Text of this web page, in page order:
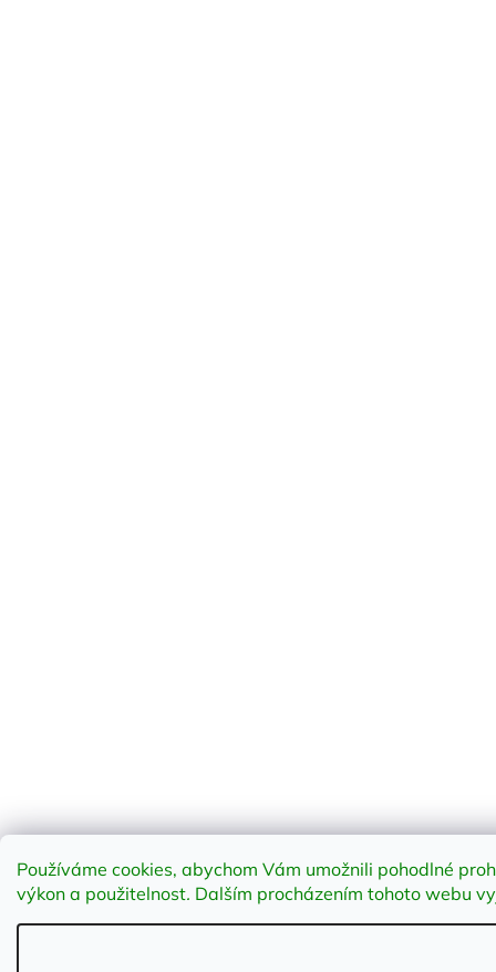
Používáme cookies, abychom Vám umožnili pohodlné
výkon a použitelnost. Dalším procházením tohoto webu